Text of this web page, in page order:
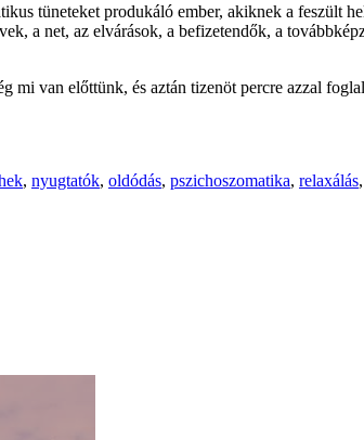
tüneteket produkáló ember, akiknek a feszült
a net, az elvárások, a befizetendők, a
van előttünk, és aztán tizenöt percre azzal
, nyugtatók, oldódás, pszichoszomatika, relaxálás,